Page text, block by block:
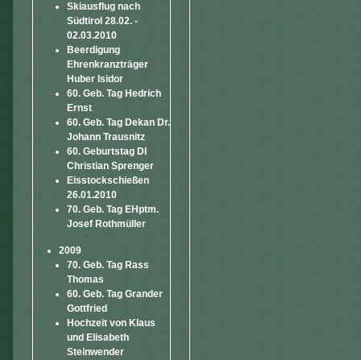
Skiausflug nach
Südtirol 28.02. -
02.03.2010
Beerdigung
Ehrenkranzträger
Huber Isidor
60. Geb. Tag Hedrich
Ernst
60. Geb. Tag Dekan Dr.
Johann Trausnitz
60. Geburtstag DI
Christian Sprenger
Eisstockschießen
26.01.2010
70. Geb. Tag EHptm.
Josef Rothmüller
2009
70. Geb. Tag Rass
Thomas
60. Geb. Tag Grander
Gottfried
Hochzeit von Klaus
und Elisabeth
Steinwender